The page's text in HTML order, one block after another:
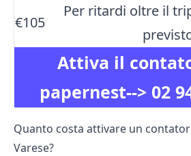
Attiva il
papernest--> 02
€105
Per ritardi oltre il
Quanto costa attivare un
Varese?